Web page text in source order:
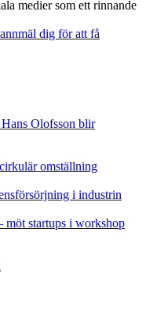
medier som ett rinnande
dig för att få
Olofsson blir
omställning
i industrin
möt startups i workshop